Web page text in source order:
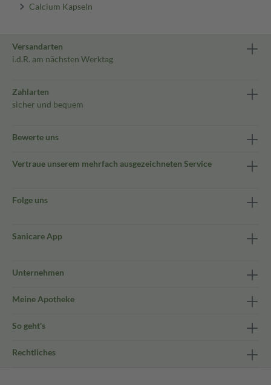
Calcium Kapseln
Versandarten
i.d.R. am nächsten Werktag
Zahlarten
sicher und bequem
Bewerte uns
Vertraue unserem mehrfach ausgezeichneten Service
Folge uns
Sanicare App
Unternehmen
Meine Apotheke
So geht's
Rechtliches